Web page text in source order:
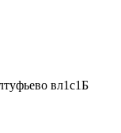
вл1с1Б